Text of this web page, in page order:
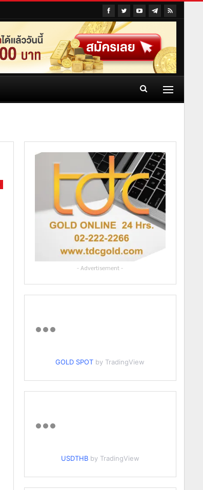
- Advertisement -
GOLD SPOT by TradingView
USDTHB by TradingView